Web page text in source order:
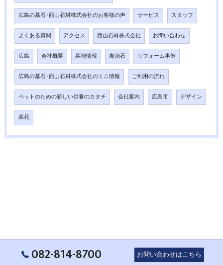
広島の墓石･西山石材株式会社のお客様の声 サービス スタッフ
よくある質問 アクセス 西山石材株式会社 お問い合わせ
広島 会社概要 墓地情報 庵治石 リフォーム事例
広島の墓石･西山石材株式会社のミニ情報 ご利用の流れ
ペットのための新しい供養のカタチ 会社案内 広島市 デザイン
墓苑
082-814-8700 お問い合わせはこちら